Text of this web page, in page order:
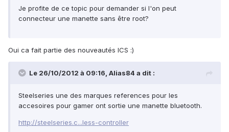
Je profite de ce topic pour demander si l'on peut
connecteur une manette sans être root?
Oui ca fait partie des nouveautés ICS :)
Le 26/10/2012 à 09:16, Alias84 a dit :
Steelseries une des marques references pour les
accesoires pour gamer ont sortie une manette bluetooth.
http://steelseries.c...less-controller